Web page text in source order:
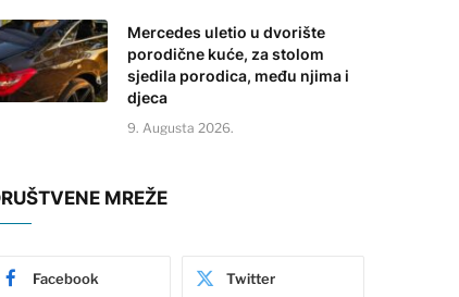
Mercedes uletio u dvorište
porodične kuće, za stolom
sjedila porodica, među njima i
djeca
9. Augusta 2026.
MREŽE
Facebook Twitter